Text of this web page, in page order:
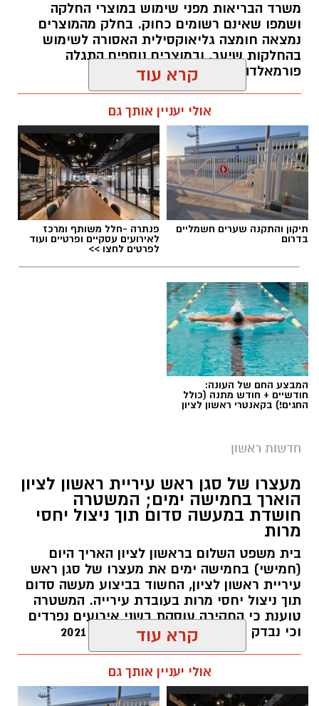
משרד הבריאות מפני שימוש במוצרי החלקה
ושמפו שאינם רשומים כחוק. בחלק מהמוצרים
נמצאה חומצה גליאוקסילית האסורה לשימוש
בהחלקות שיער, ובמוצרים נוספים התגלה
פורמאלדהיד - חומר המוגדר כמסרטן
תגים:משרד הבריאות חומרים מסוכנים
מרכז
ההחלקות
צילומים: משרד הבריאות
משרד הבריאות פרסם אזהרה לציבור מפני שימוש
במוצרי שיער נוספים שנתפסו במסגרת מבצע
פיקוח שנערך בתשעה סניפי רשת "מרכז
ההחלקות".
האזהרה מתפרסמת לאחר שבדיקות מעבדה
הושלמו לכלל המוצרים שנאספו במהלך המבצע,
ובהמשך להודעת משרד הבריאות שפורסמה בחודש
בין המוצרים שנמצאו ואינם רשומים במאגרי משרד
קרא עוד
אולי יעניין אותך גם
תיקון והתקנה שערים חשמליים
בדרום
פנתרה -חלל משותף ומרכז
לאירועים עסקיים ופרטיים ועוד
לפרטים לחצו >>
המבצע החם של העונה:
חודשיים + חודש מתנה (כולל
החגים!) בקאנטרי ראשון לציון
חדשות ראשון
מעצרו של סגן ראש עיריית ראשון לציון
הוארך בחמישה ימים; המשטרה
חושדת במעשה סדום תוך ניצול יחסי
מרות
בית משפט השלום בראשון לציון האריך היום
(חמישי) בחמישה ימים את מעצרו של סגן ראש
עיריית ראשון לציון, החשוד בביצוע מעשה סדום
תוך ניצול יחסי מרות בעובדת עירייה. המשטרה
טוענת כי החקירה עוסקת בשני אירועים נפרדים
וכי נבדק חשד למקרים נוספים משנת 2021
קרא עוד
אולי יעניין אותך גם